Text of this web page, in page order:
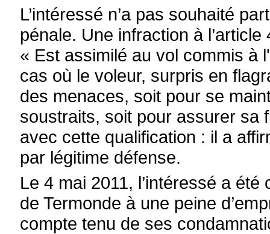
L’intéressé n’a pas souhaité
pénale. Une infraction à
« Est assimilé au vol commis à
cas où le voleur, surpris en
des menaces, soit pour se
soustraits, soit pour assurer sa
avec cette qualification : il a
par légitime défense.
Le 4 mai 2011, l’intéressé a
de Termonde à une peine
compte tenu de ses